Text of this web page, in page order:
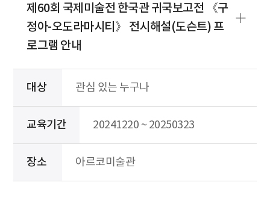
제60회 국제미술전 한국관 귀국보고전 《구
정아-오도라마시티》 전시해설(도슨트) 프
로그램 안내
대상 관심 있는 누구나
교육기간 20241220 ~ 20250323
장소 아르코미술관